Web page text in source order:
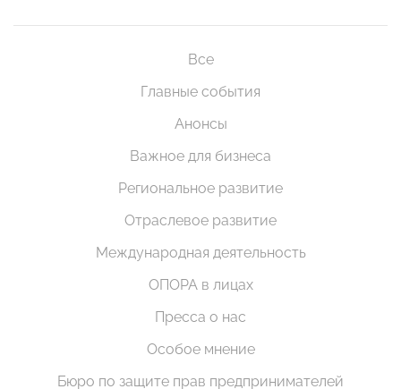
Все
Главные события
Анонсы
Важное для бизнеса
Региональное развитие
Отраслевое развитие
Международная деятельность
ОПОРА в лицах
Пресса о нас
Особое мнение
Бюро по защите прав предпринимателей